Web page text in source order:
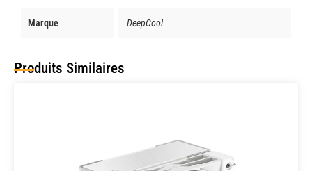
Marque DeepCool
Produits Similaires